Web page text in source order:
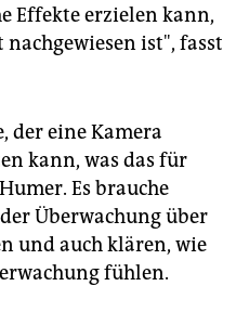
Effekte erzielen kann,
ist", fasst
der eine Kamera
kann, was das für
Es brauche
Überwachung über
und auch klären, wie
fühlen.